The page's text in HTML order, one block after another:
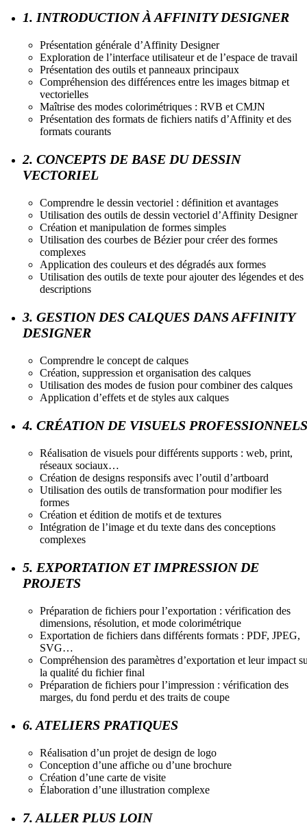
1. INTRODUCTION À AFFINITY DESIGNER
Présentation générale d’Affinity Designer
Exploration de l’interface utilisateur et de l’espace de travail
Présentation des outils et panneaux principaux
Compréhension des différences entre les images bitmap et
vectorielles
Maîtrise des modes colorimétriques : RVB et CMJN
Présentation des formats de fichiers natifs d’Affinity et des
formats courants
2. CONCEPTS DE BASE DU DESSIN
VECTORIEL
Comprendre le dessin vectoriel : définition et avantages
Utilisation des outils de dessin vectoriel d’Affinity Designer
Création et manipulation de formes simples
Utilisation des courbes de Bézier pour créer des formes
complexes
Application des couleurs et des dégradés aux formes
Utilisation des outils de texte pour ajouter des légendes et des
descriptions
3. GESTION DES CALQUES DANS AFFINITY
DESIGNER
Comprendre le concept de calques
Création, suppression et organisation des calques
Utilisation des modes de fusion pour combiner des calques
Application d’effets et de styles aux calques
4. CRÉATION DE VISUELS PROFESSIONNELS
Réalisation de visuels pour différents supports : web, print,
réseaux sociaux…
Création de designs responsifs avec l’outil d’artboard
Utilisation des outils de transformation pour modifier les
formes
Création et édition de motifs et de textures
Intégration de l’image et du texte dans des conceptions
complexes
5. EXPORTATION ET IMPRESSION DE
PROJETS
Préparation de fichiers pour l’exportation : vérification des
dimensions, résolution, et mode colorimétrique
Exportation de fichiers dans différents formats : PDF, JPEG,
SVG…
Compréhension des paramètres d’exportation et leur impact
la qualité du fichier final
Préparation de fichiers pour l’impression : vérification des
marges, du fond perdu et des traits de coupe
6. ATELIERS PRATIQUES
Réalisation d’un projet de design de logo
Conception d’une affiche ou d’une brochure
Création d’une carte de visite
Élaboration d’une illustration complexe
7. ALLER PLUS LOIN